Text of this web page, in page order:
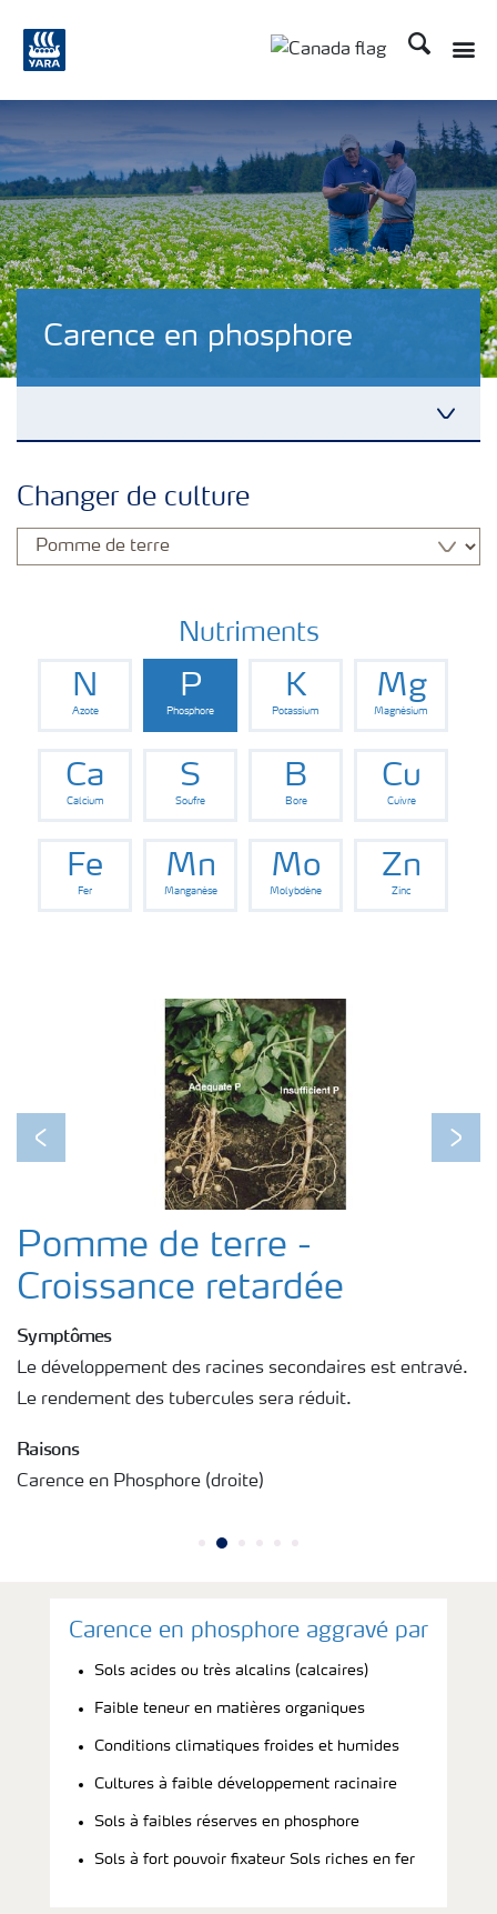
Recherche
Carence en phosphore
Cultures
Changer de culture
Nutriments
N
Azote
P
Phosphore
K
Potassium
Mg
Magnésium
Ca
Calcium
S
Soufre
B
Bore
Cu
Cuivre
Fe
Fer
Mn
Manganèse
Mo
Molybdène
Zn
Zinc
Previous Next
Pomme de terre -
Croissance retardée
Symptômes
Le développement des racines secondaires est entravé.
Le rendement des tubercules sera réduit.
Raisons
Carence en Phosphore (droite)
Carence en phosphore aggravé par
Sols acides ou très alcalins (calcaires)
Faible teneur en matières organiques
Conditions climatiques froides et humides
Cultures à faible développement racinaire
Sols à faibles réserves en phosphore
Sols à fort pouvoir fixateur Sols riches en fer